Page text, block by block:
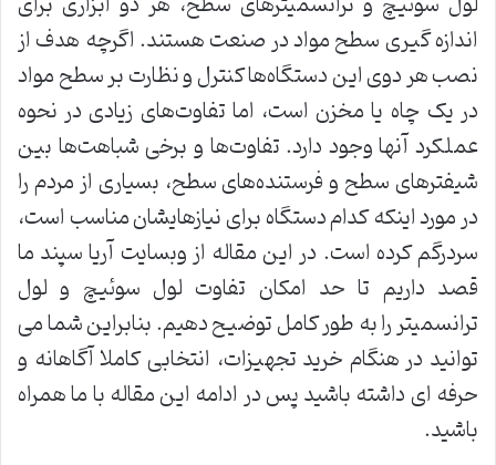
اندازه گیری سطح مواد در صنعت هستند. اگرچه هدف از
نصب هر دوی این دستگاه‌ها کنترل و نظارت بر سطح مواد
در یک چاه یا مخزن است، اما تفاوت‌های زیادی در نحوه
عملکرد آنها وجود دارد. تفاوت‌ها و برخی شباهت‌ها بین
شیفترهای سطح و فرستنده‌های سطح، بسیاری از مردم را
در مورد اینکه کدام دستگاه برای نیازهایشان مناسب است،
سردرگم کرده است. در این مقاله از وبسایت آریا سپند ما
قصد داریم تا حد امکان تفاوت لول سوئیچ و لول
ترانسمیتر را به طور کامل توضیح دهیم. بنابراین شما می
توانید در هنگام خرید تجهیزات، انتخابی کاملا آگاهانه و
حرفه ای داشته باشید پس در ادامه این مقاله با ما همراه
باشید.